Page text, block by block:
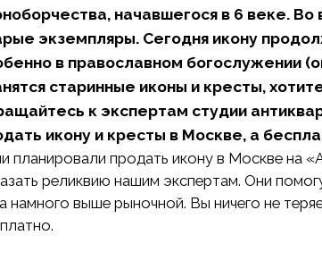
начавшегося в 6 веке.
экземпляры. Сегодня икону
в православном богослужении
старинные иконы и кресты,
к экспертам студии
икону и кресты в Москве, а
планировали продать икону в Москве на
реликвию нашим экспертам. Они
намного выше рыночной. Вы ничего не